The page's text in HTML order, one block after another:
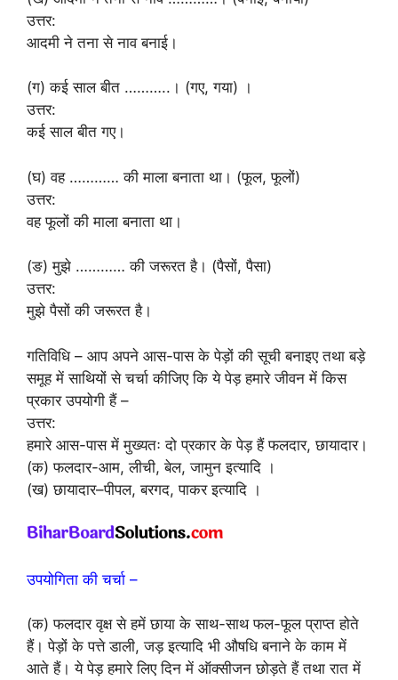
उत्तर:
आदमी ने तना से नाव बनाई।
(ग) कई साल बीत ………..। (गए, गया) ।
उत्तर:
कई साल बीत गए।
(घ) वह ………… की माला बनाता था। (फूल, फूलों)
उत्तर:
वह फूलों की माला बनाता था।
(ङ) मुझे ………… की जरूरत है। (पैसों, पैसा)
उत्तर:
मुझे पैसों की जरूरत है।
गतिविधि – आप अपने आस-पास के पेड़ों की सूची बनाइए तथा बड़े
समूह में साथियों से चर्चा कीजिए कि ये पेड़ हमारे जीवन में किस
प्रकार उपयोगी हैं –
उत्तर:
हमारे आस-पास में मुख्यतः दो प्रकार के पेड़ हैं फलदार, छायादार।
(क) फलदार-आम, लीची, बेल, जामुन इत्यादि ।
(ख) छायादार–पीपल, बरगद, पाकर इत्यादि ।
उपयोगिता की चर्चा –
(क) फलदार वृक्ष से हमें छाया के साथ-साथ फल-फूल प्राप्त होते
हैं। पेड़ों के पत्ते डाली, जड़ इत्यादि भी औषधि बनाने के काम में
आते हैं। ये पेड़ हमारे लिए दिन में ऑक्सीजन छोड़ते हैं तथा रात में